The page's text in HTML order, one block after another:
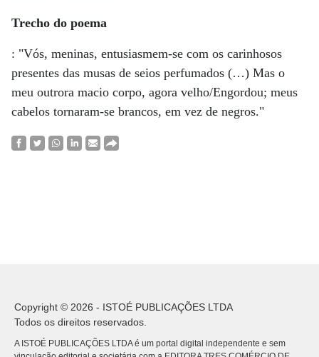
Trecho do poema
: "Vós, meninas, entusiasmem-se com os carinhosos
presentes das musas de seios perfumados (…) Mas o
meu outrora macio corpo, agora velho/Engordou; meus
cabelos tornaram-se brancos, em vez de negros."
Copyright © 2026 - ISTOÉ PUBLICAÇÕES LTDA
Todos os direitos reservados.
A ISTOÉ PUBLICAÇÕES LTDA é um portal digital independente e sem